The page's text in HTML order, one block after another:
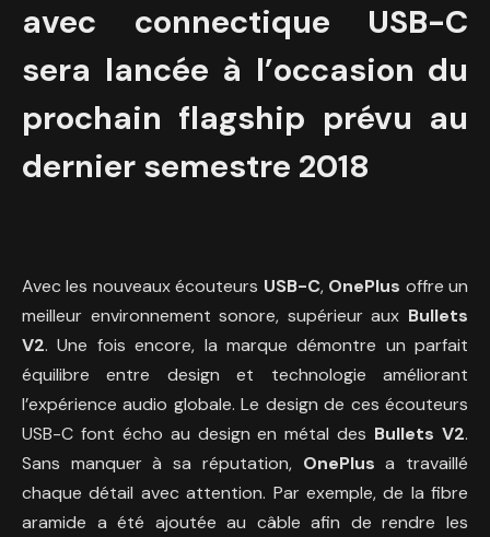
avec connectique USB-C
sera lancée à l’occasion du
prochain flagship prévu au
dernier semestre 2018
Avec les nouveaux écouteurs USB-C, OnePlus offre un
meilleur environnement sonore, supérieur aux Bullets
V2. Une fois encore, la marque démontre un parfait
équilibre entre design et technologie améliorant
l’expérience audio globale. Le design de ces écouteurs
USB-C font écho au design en métal des Bullets V2.
Sans manquer à sa réputation, OnePlus a travaillé
chaque détail avec attention. Par exemple, de la fibre
aramide a été ajoutée au câble afin de rendre les